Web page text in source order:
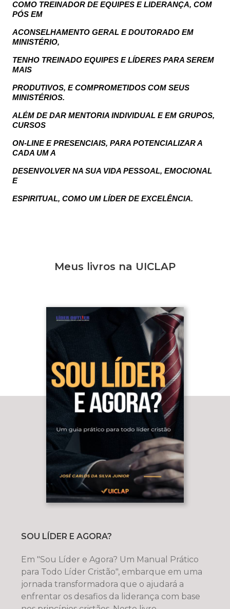
COMO TREINADOR DE EQUIPES E LIDERANÇA, COM
PÓS EM
ACONSELHAMENTO GERAL E DOUTORADO EM
MINISTÉRIO,
TENHO TREINADO EQUIPES E LÍDERES PARA SEREM
MAIS
PRODUTIVOS, E COMPROMETIDOS COM SEUS
MINISTÉRIOS.
ALÉM DE DAR MENTORIA INDIVIDUAL E EM GRUPOS,
CURSOS
ON-LINE E PRESENCIAIS, PARA POTENCIALIZAR A
CADA UM A
DESENVOLVER NA SUA VIDA PESSOAL, EMOCIONAL
E
ESPIRITUAL, COMO UM LÍDER DE EXCELÊNCIA.
Meus livros na UICLAP
SOU LÍDER E AGORA?
Em "Sou Líder e Agora? Um Manual Prático
para Todo Líder Cristão", embarque em uma
jornada transformadora que o ajudará a
enfrentar os desafios da liderança com base